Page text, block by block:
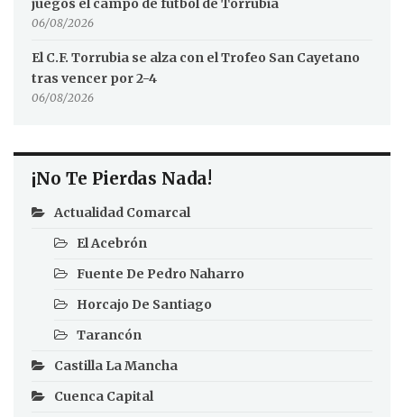
juegos el campo de fútbol de Torrubia
06/08/2026
El C.F. Torrubia se alza con el Trofeo San Cayetano
tras vencer por 2-4
06/08/2026
¡No Te Pierdas Nada!
Actualidad Comarcal
El Acebrón
Fuente De Pedro Naharro
Horcajo De Santiago
Tarancón
Castilla La Mancha
Cuenca Capital